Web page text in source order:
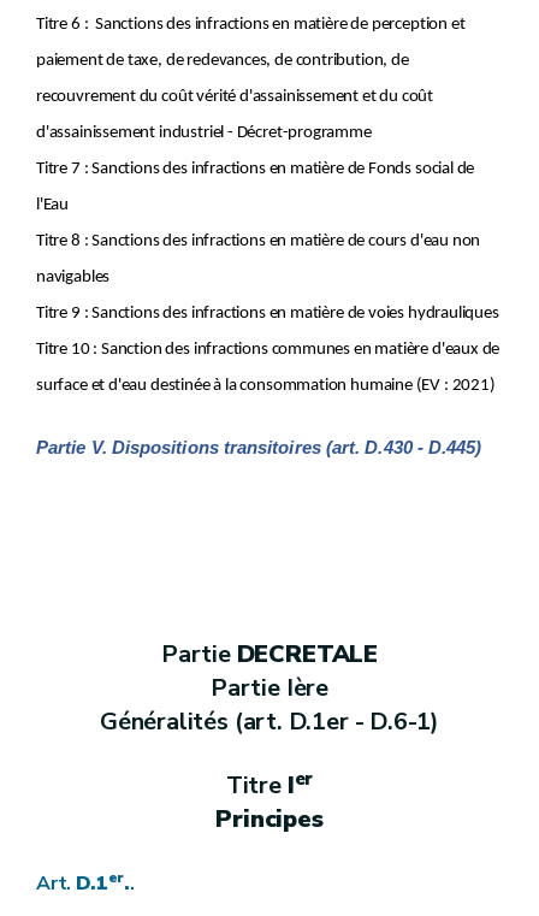
Art.D.74.
Art.D.76.
Art. D.77.
Art.D.78.
Art.D.79.
Section2. Direction
Art.D.83.
Art.D.86.
Art.
D.87.
Art.D.88.
Art.D.89.
Art.D.92.
Art.D.101.
Receveur-greffier
D.102.
Art.D.103.
D.105.
D.106.
D.107.
Titre 6 : Sanctions des infractions en matière de perception et
paiement de taxe, de redevances, de contribution, de
recouvrement du coût vérité d'assainissement et du coût
d'assainissement industriel - Décret-programme
Titre 7 : Sanctions des infractions en matière de Fonds social de
l'Eau
Titre 8 : Sanctions des infractions en matière de cours d'eau non
navigables
Titre 9 : Sanctions des infractions en matière de voies hydrauliques
Titre 10 : Sanction des infractions communes en matière d'eaux de
surface et d'eau destinée à la consommation humaine (EV : 2021)
Partie V. Dispositions transitoires (art. D.430 - D.445)
Partie DECRETALE
Partie Ière
Généralités (art. D.1er - D.6-1)
Titre Ier
Principes
Art. D.1er..